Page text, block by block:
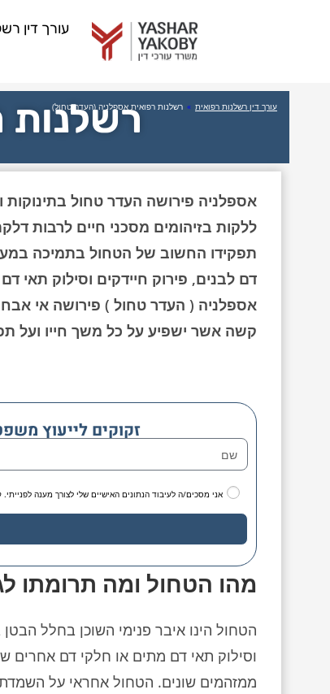
עורך דין
עורך דין רשלנות רפואית » רשלנות רפואית אספלניה (העדר טחול)
רשלנות
אספלניה פירושה העדר טחול בתינוקות
ללקות בזיהומים מסכני חיים לרבות
תפקידו החשוב של הטחול בתמיכה
דם לבנים, פירוק חיידקים וסילוק תאי
אספלניה ( העדר טחול ) פירושה אי
קשה אשר ישפיע על כל משך חייו ועל
זקוקים לייעוץ
אני מסכים/ה לעיבוד הנתונים האישיים שלי לצורך מענה
מהו הטחול ומה תרומתו
הטחול הינו איבר פנימי השוכן בחלל
וסילוק תאי דם מתים או חלקי דם אחרים
ממזהמים שונים. הטחול אחראי על